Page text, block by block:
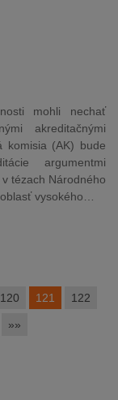
mohli nechať
akreditačnými
komisia (AK) bude
argumentmi
tézach Národného
vysokého…
120 121 122
»»